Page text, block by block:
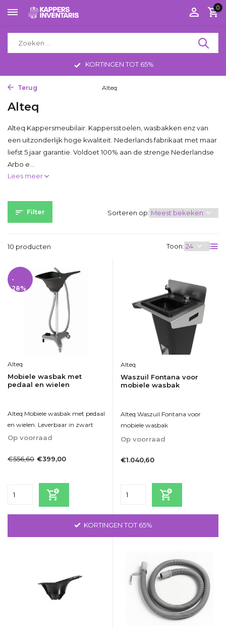
0
KORTINGEN TOT 65%
Terug Alteq
Alteq
Alteq Kappersmeubilair. Kappersstoelen, wasbakken enz van
een uitzonderlijk hoge kwaliteit. Nederlands fabrikaat met maar
liefst 5 jaar garantie. Voldoet 100% aan de strenge Nederlandse
Arbo e...
Lees meer
Filter
10 producten Toon:
Sorteren op:
-
28%
Alteq
Mobiele wasbak met
pedaal en wielen
Alteq Mobiele wasbak met pedaal
en wielen. Leverbaar in zwart
Op voorraad
€556,60 €399,00
Alteq
Waszuil Fontana voor
mobiele wasbak
Alteq Waszuil Fontana voor
mobiele wasbak
Op voorraad
€1.040,60
KORTINGEN TOT 65%